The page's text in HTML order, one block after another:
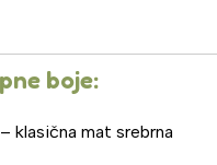
boje:
– klasična mat srebrna